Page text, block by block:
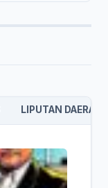
LIPUTAN DAERAH